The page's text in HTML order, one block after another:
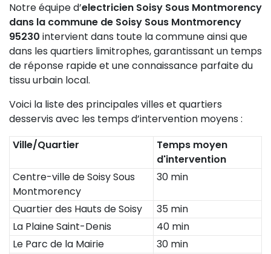
Notre équipe d’electricien Soisy Sous Montmorency
dans la commune de Soisy Sous Montmorency
95230 intervient dans toute la commune ainsi que
dans les quartiers limitrophes, garantissant un temps
de réponse rapide et une connaissance parfaite du
tissu urbain local.
Voici la liste des principales villes et quartiers
desservis avec les temps d’intervention moyens :
Ville/Quartier
Temps moyen
d'intervention
Centre-ville de Soisy Sous
Montmorency
30 min
Quartier des Hauts de Soisy
35 min
La Plaine Saint-Denis
40 min
Le Parc de la Mairie
30 min